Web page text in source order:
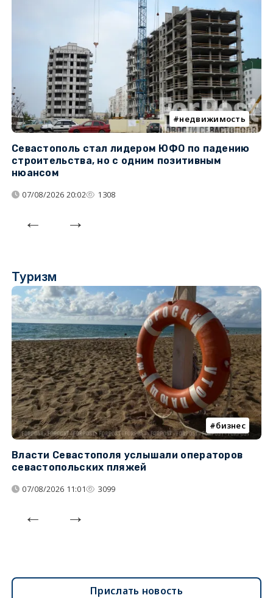
недвижимость
Севастополь стал лидером ЮФО по падению
строительства, но с одним позитивным
нюансом
07/08/2026 20:02 1308
Туризм
бизнес
Власти Севастополя услышали операторов
севастопольских пляжей
07/08/2026 11:01 3099
Прислать новость